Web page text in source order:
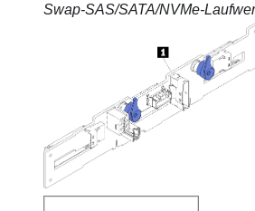
Swap-SAS/SATA/NVMe-